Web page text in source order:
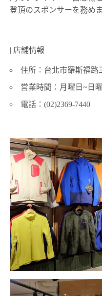
登頂のスポンサーを務め
| 店舖情報
住所：台北市羅斯福路
営業時間：月曜日~日
電話：(02)2369-7440